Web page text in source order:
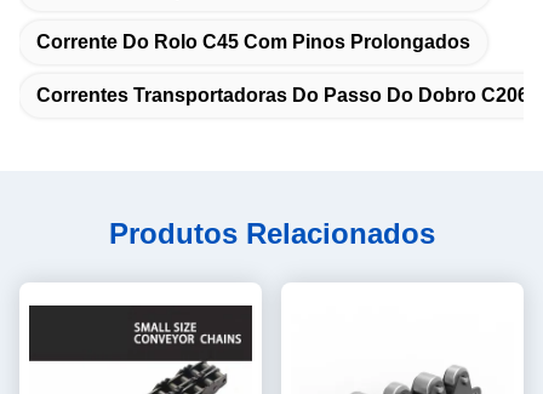
Corrente Do Rolo C45 Com Pinos Prolongados
Correntes Transportadoras Do Passo Do Dobro C2060
Produtos Relacionados